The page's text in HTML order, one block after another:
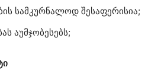
სამკურნალოდ შესაფერისია;
აუმჯობესებს;